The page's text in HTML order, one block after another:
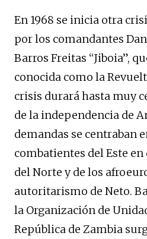
En 1968 se inicia otra
por los comandantes
Barros Freitas “Jiboia”,
conocida como la
crisis durará hasta muy
de la independencia de
demandas se centraban
combatientes del Este
del Norte y de los
autoritarismo de Neto.
la Organización de
República de Zambia